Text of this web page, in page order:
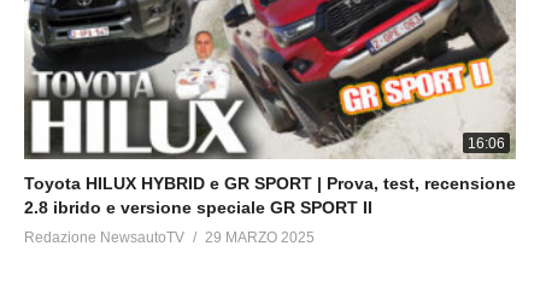
16:06
Toyota HILUX HYBRID e GR SPORT | Prova, test, recensione
2.8 ibrido e versione speciale GR SPORT II
Redazione NewsautoTV 29 MARZO 2025